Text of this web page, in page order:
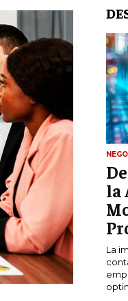
LIFESTYLE
MARKETING
SEO
la
La